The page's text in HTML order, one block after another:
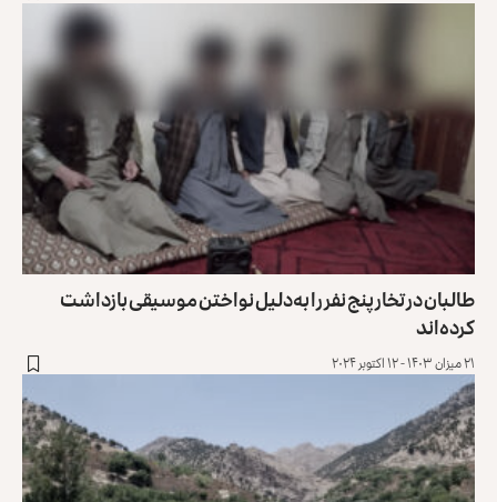
طالبان در تخار پنج نفر را به‌دلیل نواختن موسیقی بازداشت
کرده‌اند
۲۱ میزان ۱۴۰۳ - ۱۲ اکتوبر ۲۰۲۴